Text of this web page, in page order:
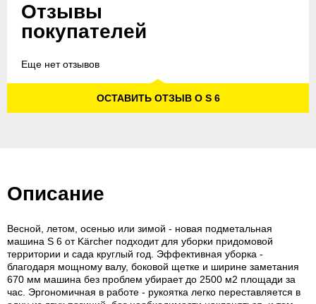
Отзывы
покупателей
Еще нет отзывов
ОСТАВИТЬ ОТЗЫВ О S 6
Описание
Весной, летом, осенью или зимой - новая подметальная
машина S 6 от Kärcher подходит для уборки придомовой
территории и сада круглый год. Эффективная уборка -
благодаря мощному валу, боковой щетке и ширине заметания
670 мм машина без проблем убирает до 2500 м2 площади за
час. Эргономичная в работе - рукоятка легко переставляется в